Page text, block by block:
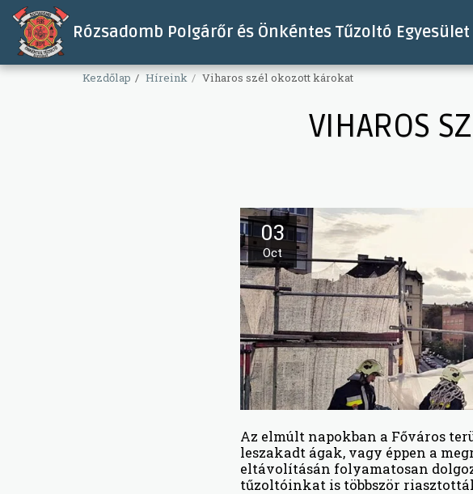
Rózsadomb Polgárőr és Önkéntes Tűzoltó Egyesület
Kezdőlap Híreink Viharos szél okozott károkat
VIHAROS
03
Oct
Az elmúlt napokban a Főváros
leszakadt ágak, vagy éppen a
eltávolításán folyamatosan
tűzoltóinkat is többször